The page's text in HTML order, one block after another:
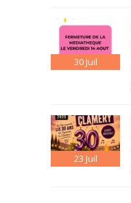
30Juil
23 Juil